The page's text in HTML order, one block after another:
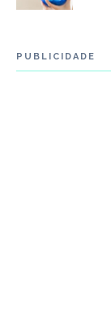
PUBLICIDADE